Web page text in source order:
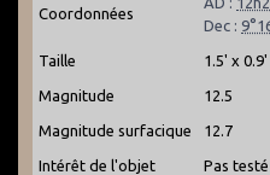
Coordonnées
Dec :
Taille 1.5' x 0.9'
Magnitude 12.5
Magnitude surfacique 12.7
Intérêt de l'objet Pas testé